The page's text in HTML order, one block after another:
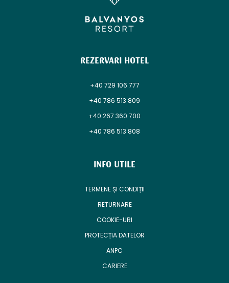
REZERVARI HOTEL
+40 729 106 777
+40 786 513 809
+40 267 360 700
+40 786 513 808
INFO UTILE
TERMENE ȘI CONDIȚII
RETURNARE
COOKIE-URI
PROTECȚIA DATELOR
ANPC
CARIERE